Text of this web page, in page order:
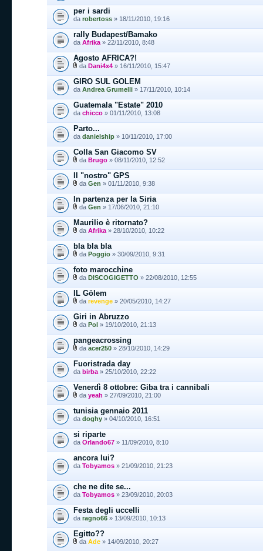
per i sardi
da robertoss » 18/11/2010, 19:16
rally Budapest/Bamako
da Afrika » 22/11/2010, 8:48
Agosto AFRICA?!
da Dani4x4 » 16/11/2010, 15:47
GIRO SUL GOLEM
da Andrea Grumelli » 17/11/2010, 10:14
Guatemala "Estate" 2010
da chicco » 01/11/2010, 13:08
Parto...
da danielship » 10/11/2010, 17:00
Colla San Giacomo SV
da Brugo » 08/11/2010, 12:52
Il "nostro" GPS
da Gen » 01/11/2010, 9:38
In partenza per la Siria
da Gen » 17/06/2010, 21:10
Maurilio è ritornato?
da Afrika » 28/10/2010, 10:22
bla bla bla
da Poggio » 30/09/2010, 9:31
foto marocchine
da DISCOGIGETTO » 22/08/2010, 12:55
IL Gölem
da revenge » 20/05/2010, 14:27
Giri in Abruzzo
da Pol » 19/10/2010, 21:13
pangeacrossing
da acer250 » 28/10/2010, 14:29
Fuoristrada day
da birba » 25/10/2010, 22:22
Venerdì 8 ottobre: Giba tra i cannibali
da yeah » 27/09/2010, 21:00
tunisia gennaio 2011
da doghy » 04/10/2010, 16:51
si riparte
da Orlando67 » 11/09/2010, 8:10
ancora lui?
da Tobyamos » 21/09/2010, 21:23
che ne dite se...
da Tobyamos » 23/09/2010, 20:03
Festa degli uccelli
da ragno66 » 13/09/2010, 10:13
Egitto??
da Ade » 14/09/2010, 20:27